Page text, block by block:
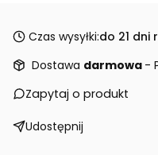
Czas wysyłki:do 21 dni
Dostawa darmowa -
Zapytaj o produkt
Udostępnij